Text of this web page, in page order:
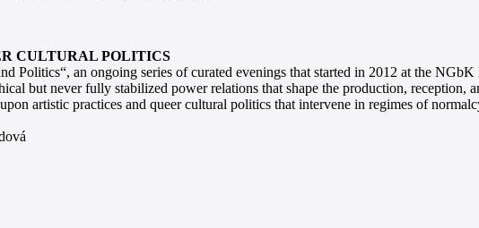
CULTURAL POLITICS
an ongoing series of curated evenings that started in 2012 at the NGbK
but never fully stabilized power relations that shape the production, reception,
artistic practices and queer cultural politics that intervene in regimes of